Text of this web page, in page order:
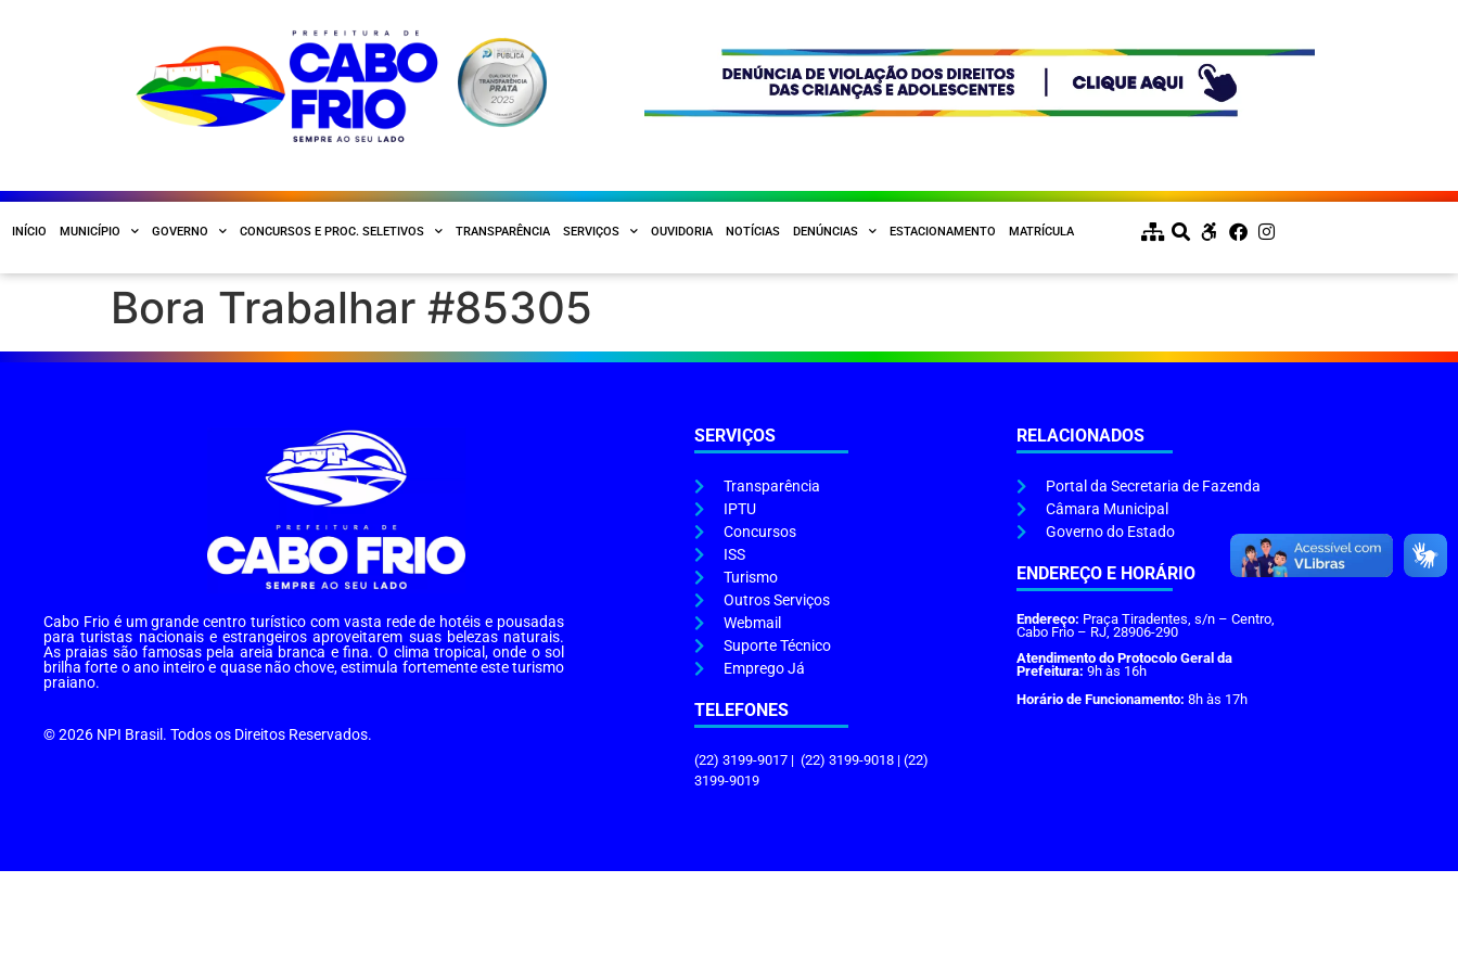
INÍCIO MUNICÍPIO GOVERNO CONCURSOS E PROC. SELETIVOS TRANSPARÊNCIA SERVIÇOS OUVIDORIA NOTÍCIAS DENÚNCIAS ESTACIONAMENTO MATRÍCULA
Bora Trabalhar #85305
Cabo Frio é um grande centro turístico com vasta rede de hotéis e pousadas
para turistas nacionais e estrangeiros aproveitarem suas belezas naturais.
As praias são famosas pela areia branca e fina. O clima tropical, onde o sol
brilha forte o ano inteiro e quase não chove, estimula fortemente este turismo
praiano.
© 2026 NPI Brasil. Todos os Direitos Reservados.
SERVIÇOS
Transparência
IPTU
Concursos
ISS
Turismo
Outros Serviços
Webmail
Suporte Técnico
Emprego Já
TELEFONES
(22) 3199-9017 | (22) 3199-9018 | (22)
3199-9019
RELACIONADOS
Portal da Secretaria de Fazenda
Câmara Municipal
Governo do Estado
ENDEREÇO E HORÁRIO
Endereço: Praça Tiradentes, s/n – Centro,
Cabo Frio – RJ, 28906-290
Atendimento do Protocolo Geral da
Prefeitura: 9h às 16h
Horário de Funcionamento: 8h às 17h